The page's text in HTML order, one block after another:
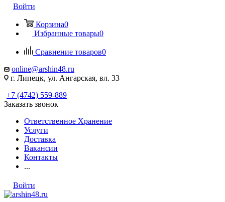
Войти
Корзина0
Избранные товары0
Сравнение товаров0
online@arshin48.ru
г. Липецк, ул. Ангарская, вл. 33
+7 (4742) 559-889
Заказать звонок
Ответственное Хранение
Услуги
Доставка
Вакансии
Контакты
...
Войти